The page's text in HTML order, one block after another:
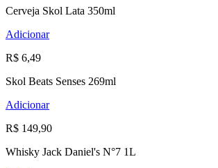
Cerveja Skol Lata 350ml
Adicionar
R$ 6,49
Skol Beats Senses 269ml
Adicionar
R$ 149,90
Whisky Jack Daniel's N°7 1L